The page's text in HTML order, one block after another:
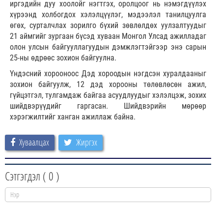
иргэдийн дуу хоолойг нэгтгэх, оролцоог нь нэмэгдүүлэх
хүрээнд холбогдох хэлэлцүүлэг, мэдээлэл танилцуулга
өгөх, сурталчлах зорилго бүхий зөвлөлдөх уулзалтуудыг
21 аймгийг зургаан бүсэд хуваан Монгол Улсад ажилладаг
олон улсын байгууллагуудын дэмжлэгтэйгээр энэ сарын
25-ны өдрөөс зохион байгуулна.
Үндэсний хорооноос Дэд хороодын нэгдсэн хуралдааныг
зохион байгуулж, 12 дэд хорооны төлөвлөсөн ажил,
гүйцэтгэл, тулгамдаж байгаа асуудлуудыг хэлэлцэж, зохих
шийдвэрүүдийг гаргасан. Шийдвэрийн мөрөөр
хэрэгжилтийг ханган ажиллаж байна.
Хуваалцах Жиргэх
Сэтгэгдэл ( 0 )